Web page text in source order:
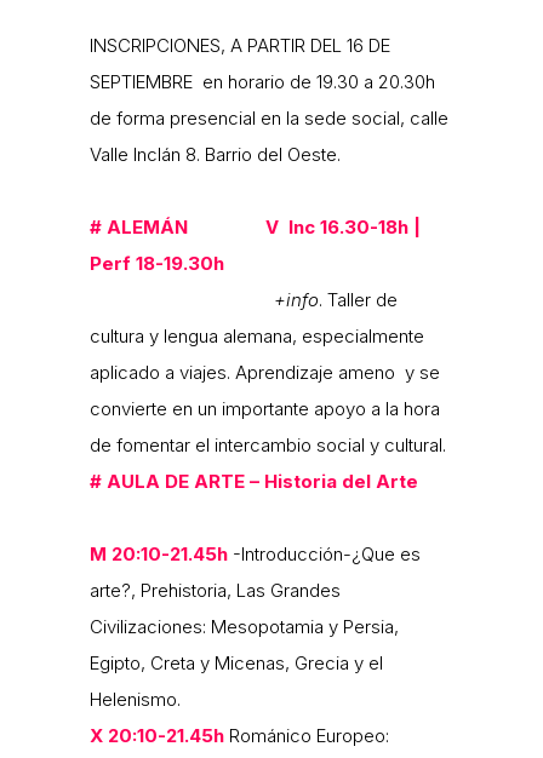
INSCRIPCIONES, A PARTIR DEL 16 DE
SEPTIEMBRE en horario de 19.30 a 20.30h
de forma presencial en la sede social, calle
Valle Inclán 8. Barrio del Oeste.
# ALEMÁN V Inc 16.30-18h |
Perf 18-19.30h
+info. Taller de
cultura y lengua alemana, especialmente
aplicado a viajes. Aprendizaje ameno y se
convierte en un importante apoyo a la hora
de fomentar el intercambio social y cultural.
# AULA DE ARTE – Historia del Arte
M 20:10-21.45h -Introducción-¿Que es
arte?, Prehistoria, Las Grandes
Civilizaciones: Mesopotamia y Persia,
Egipto, Creta y Micenas, Grecia y el
Helenismo.
X 20:10-21.45h Románico Europeo: